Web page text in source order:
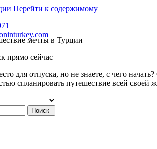
Перейти к содержимому
мечты в Турции
прямо сейчас
для отпуска, но не знаете, с чего
спланировать путешествие всей своей